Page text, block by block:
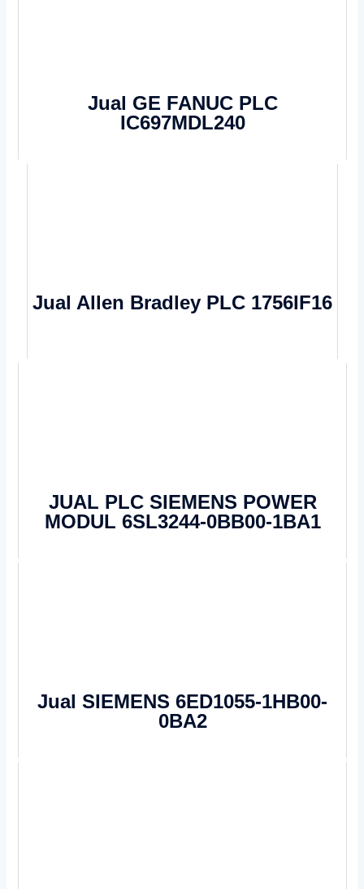
Jual GE FANUC PLC
IC697MDL240
Jual Allen Bradley PLC 1756IF16
JUAL PLC SIEMENS POWER
MODUL 6SL3244-0BB00-1BA1
Jual SIEMENS 6ED1055-1HB00-
0BA2